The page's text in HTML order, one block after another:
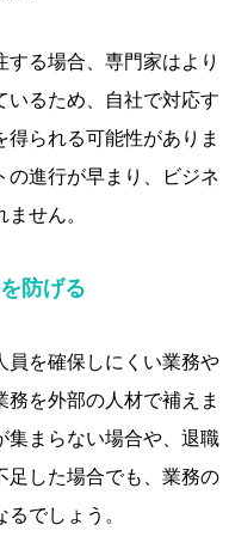
する場合、専門家はより
いるため、自社で対応す
られる可能性がありま
の進行が早まり、ビジネ
せん。
防げる
員を確保しにくい業務や
を外部の人材で補えま
集まらない場合や、退職
足した場合でも、業務の
でしょう。